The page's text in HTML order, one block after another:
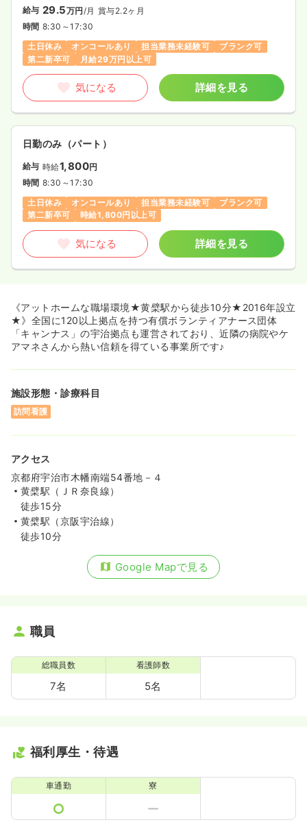
給与 29.5万円/月 賞与2.2ヶ月
時間 8:30～17:30
土日休み
オンコールあり 担当業務未経験可
ブランク可
第二新卒可
月給29万円以上可
気になる 詳細を見る
日勤のみ（パート）
給与 時給1,800円
時間 8:30～17:30
土日休み
オンコールあり 担当業務未経験可
ブランク可
第二新卒可
時給1,800円以上可
気になる 詳細を見る
《アットホームな職場環境★黄檗駅から徒歩10分★2016年設立
★》全国に120以上拠点を持つ有償ボランティアナース団体
「キャンナス」の宇治拠点も運営されており、近隣の病院やケ
アマネさんから熱い信頼を得ている事業所です♪
施設形態・診療科目
訪問看護
アクセス
京都府宇治市木幡南端54番地－４
黄檗駅（ＪＲ奈良線）
徒歩15分
黄檗駅（京阪宇治線）
徒歩10分
Google Mapで見る
職員
総職員数
7名
看護師数
5名
福利厚生・待遇
車通勤 寮